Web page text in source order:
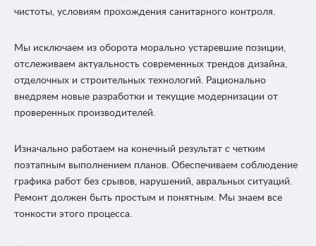
чистоты, условиям прохождения санитарного контроля.
Мы исключаем из оборота морально устаревшие позиции,
отслеживаем актуальность современных трендов дизайна,
отделочных и строительных технологий. Рационально
внедряем новые разработки и текущие модернизации от
проверенных производителей.
Изначально работаем на конечный результат с четким
поэтапным выполнением планов. Обеспечиваем соблюдение
графика работ без срывов, нарушений, авральных ситуаций.
Ремонт должен быть простым и понятным. Мы знаем все
тонкости этого процесса.